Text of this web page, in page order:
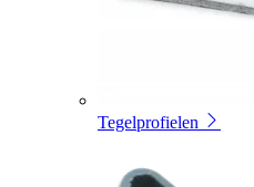
Tegelprofielen